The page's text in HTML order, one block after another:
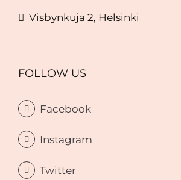
Visbynkuja 2, Helsinki
FOLLOW US
Facebook
Instagram
Twitter